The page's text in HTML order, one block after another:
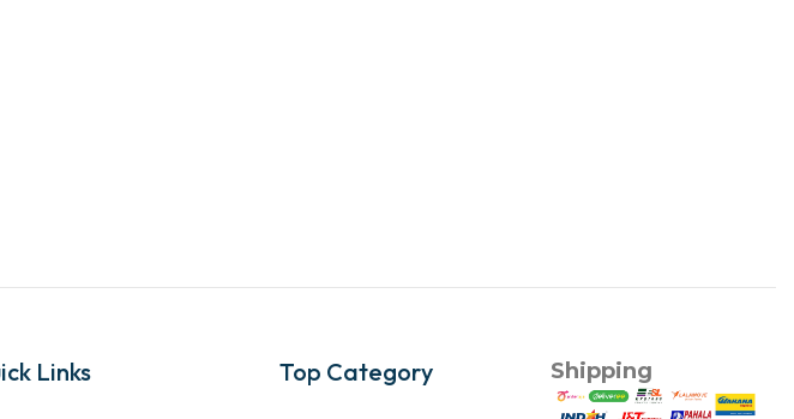
Links Top Category Shipping